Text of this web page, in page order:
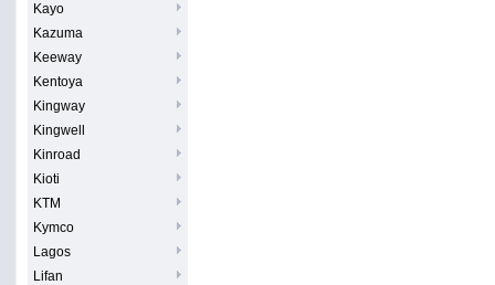
Kayo
Kazuma
Keeway
Kentoya
Kingway
Kingwell
Kinroad
Kioti
KTM
Kymco
Lagos
Lifan